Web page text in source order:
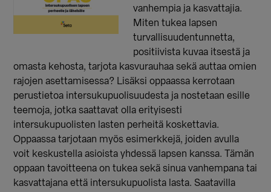
vanhempia ja kasvattajia.
Miten tukea lapsen
turvallisuudentunnetta,
positiivista kuvaa itsestä ja
omasta kehosta, tarjota kasvurauhaa sekä auttaa omien
rajojen asettamisessa? Lisäksi oppaassa kerrotaan
perustietoa intersukupuolisuudesta ja nostetaan esille
teemoja, jotka saattavat olla erityisesti
intersukupuolisten lasten perheitä koskettavia.
Oppaassa tarjotaan myös esimerkkejä, joiden avulla
voit keskustella asioista yhdessä lapsen kanssa. Tämän
oppaan tavoitteena on tukea sekä sinua vanhempana tai
kasvattajana että intersukupuolista lasta. Saatavilla